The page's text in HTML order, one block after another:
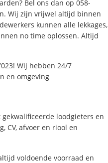
Bel ons dan op 058-
Wij zijn vrijwel altijd binnen
kunnen alle lekkages,
no time oplossen. Altijd
Wij hebben 24/7
en omgeving
loodgieters en
CV, afvoer en riool en
voldoende voorraad en